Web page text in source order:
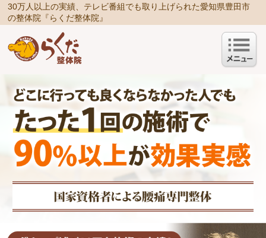
30万人以上の実績、テレビ番組でも取り上げられた愛知県豊田市
の整体院『らくだ整体院』